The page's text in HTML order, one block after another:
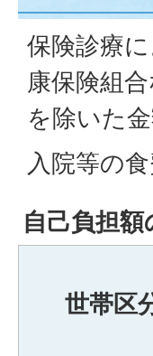
保険診療
康保険組
を除いた
入院等の
自己負担額
世帯区